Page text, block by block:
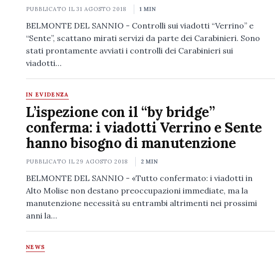
PUBBLICATO IL31 AGOSTO 2018 1 MIN
BELMONTE DEL SANNIO - Controlli sui viadotti “Verrino” e
“Sente”, scattano mirati servizi da parte dei Carabinieri. Sono
stati prontamente avviati i controlli dei Carabinieri sui
viadotti…
IN EVIDENZA
L’ispezione con il “by bridge”
conferma: i viadotti Verrino e Sente
hanno bisogno di manutenzione
PUBBLICATO IL29 AGOSTO 2018 2 MIN
BELMONTE DEL SANNIO - «Tutto confermato: i viadotti in
Alto Molise non destano preoccupazioni immediate, ma la
manutenzione necessità su entrambi altrimenti nei prossimi
anni la…
NEWS